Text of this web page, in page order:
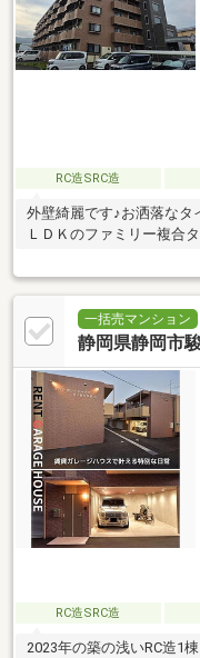
RC造SRC造
外壁綺麗です♪お洒落なタ
ＬＤＫのファミリー複合
一括売マンション
静岡県静岡市
RC造SRC造
2023年の築の浅いRC造1